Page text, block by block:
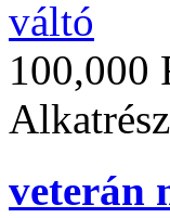
100,000
Alkatrész
veterán